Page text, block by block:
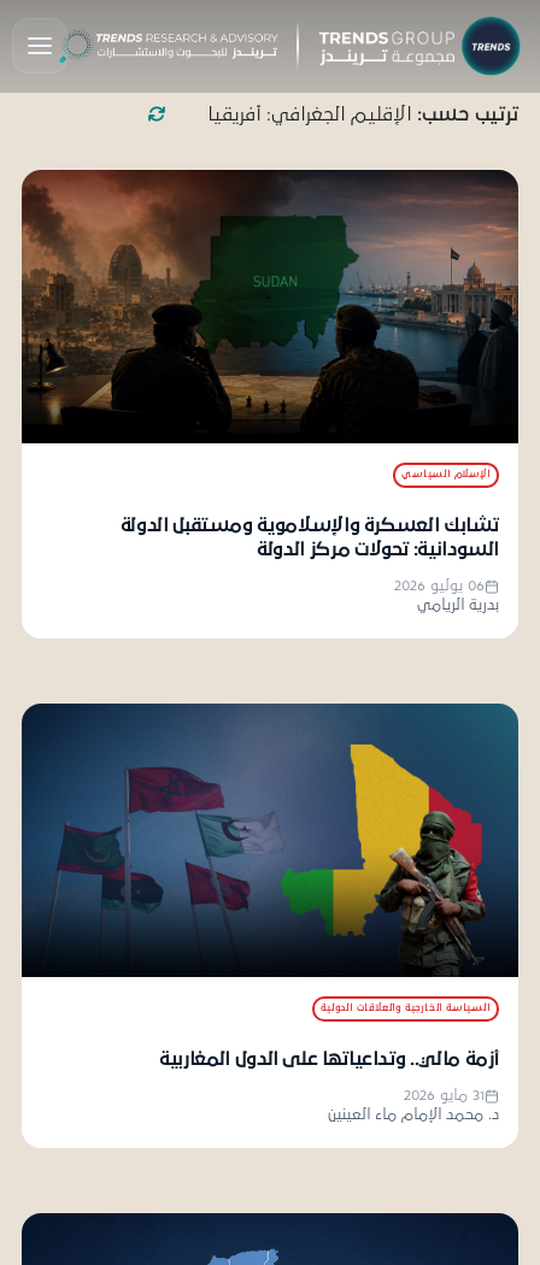
ترتيب حسب: الإقليم الجغرافي: أفريقيا
الإسلام السياسي
تشابك العسكرة والإسلاموية ومستقبل الدولة
السودانية: تحولات مركز الدولة
06 يوليو 2026
بدرية الريامي
السياسة الخارجية والعلاقات الدولية
أزمة مالي.. وتداعياتها على الدول المغاربية
31 مايو 2026
د. محمد الإمام ماء العينين